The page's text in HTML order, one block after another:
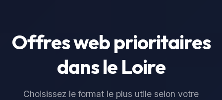
Offres web prioritaires
dans le Loire
Choisissez le format le plus utile selon votre